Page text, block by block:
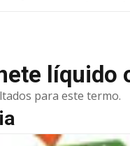
para este termo.